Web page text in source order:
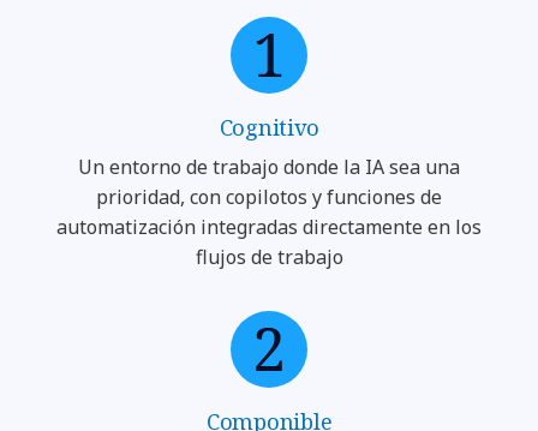
Cognitivo
Un entorno de trabajo donde la IA sea una
prioridad, con copilotos y funciones de
automatización integradas directamente en los
flujos de trabajo
Componible